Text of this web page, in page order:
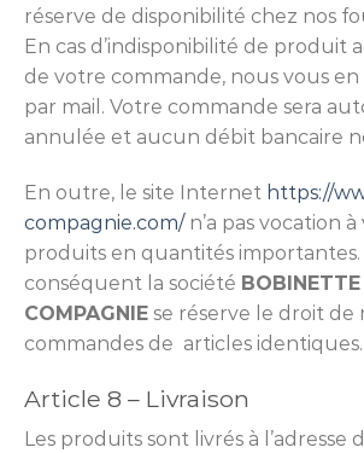
réserve de disponibilité chez nos
En cas d’indisponibilité de produit
de votre commande, nous vous
par mail. Votre commande sera
annulée et aucun débit bancaire
En outre, le site Internet https://
compagnie.com/n’a pas vocation
produits en quantités importantes.
conséquent la société BOBINETTE
COMPAGNIE se réserve le droit de
commandes de articles identiques.
Article 8 – Livraison
Les produits sont livrés à l’adresse